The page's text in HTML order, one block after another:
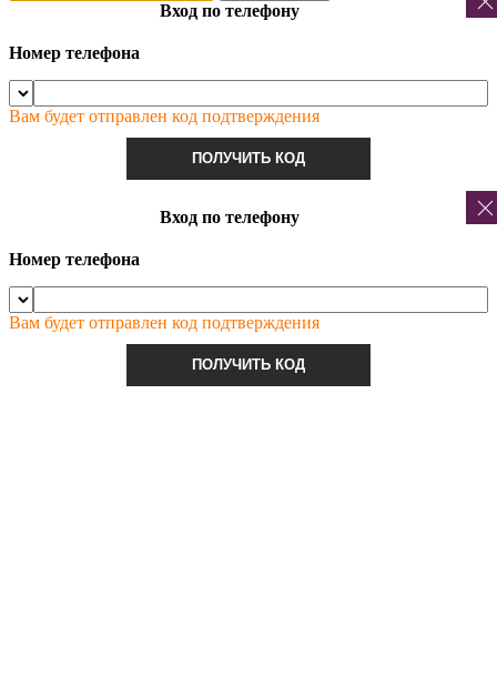
Вход по телефону
Номер телефона
Вам будет отправлен код подтверждения
ПОЛУЧИТЬ КОД
Вход по телефону
Номер телефона
Вам будет отправлен код подтверждения
ПОЛУЧИТЬ КОД